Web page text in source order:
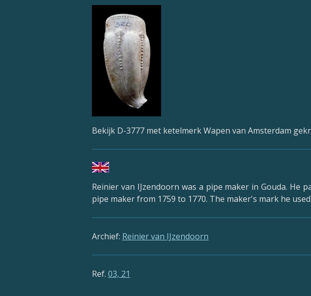
Bekijk D-3777 met ketelmerk Wapen van Amsterdam
Reinier van IJzendoorn was a pipe maker in Gouda. He
pipe maker from 1759 to 1770. The maker's mark he
Archief: Reinier van IJzendoorn
Ref. 03, 21